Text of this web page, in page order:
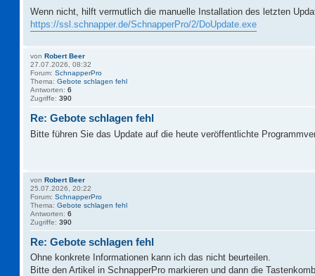
Wenn nicht, hilft vermutlich die manuelle Installation des letzten
https://ssl.schnapper.de/SchnapperPro/2/DoUpdate.exe
von Robert Beer
27.07.2026, 08:32
Forum: SchnapperPro
Thema: Gebote schlagen fehl
Antworten: 6
Zugriffe: 390
Re: Gebote schlagen fehl
Bitte führen Sie das Update auf die heute veröffentlichte
von Robert Beer
25.07.2026, 20:22
Forum: SchnapperPro
Thema: Gebote schlagen fehl
Antworten: 6
Zugriffe: 390
Re: Gebote schlagen fehl
Ohne konkrete Informationen kann ich das nicht beurteilen.
Bitte den Artikel in SchnapperPro markieren und dann die